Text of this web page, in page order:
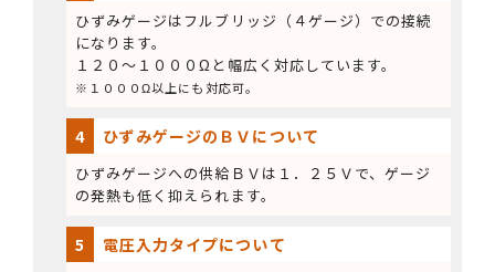
ひずみゲージはフルブリッジ（４ゲージ）での接続
になります。
１２０～１０００Ωと幅広く対応しています。
※１０００Ω以上にも対応可。
4 ひずみゲージのＢＶについて
ひずみゲージへの供給ＢＶは１．２５Ｖで、ゲージ
の発熱も低く抑えられます。
5 電圧入力タイプについて